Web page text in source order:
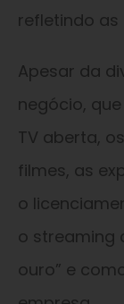
refletindo as
Apesar da
negócio,
TV aberta,
filmes, as
o
o streaming
ouro” e